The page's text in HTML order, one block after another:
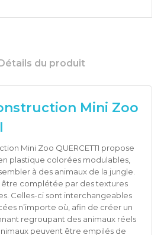
du produit
Mini Zoo
Mini Zoo QUERCETTI propose
plastique colorées modulables,
à des animaux de la jungle.
complétée par des textures
Celles-ci sont interchangeables
n’importe où, afin de créer un
regroupant des animaux réels
peuvent être empilés de